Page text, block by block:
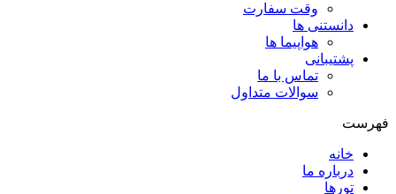
وقت سفارت
دانستنی ها
هواپیما ها
پشتیبانی
تماس با ما
سوالات متداول
فهرست
خانه
درباره ما
تورها